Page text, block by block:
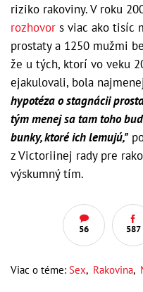
riziko rakoviny. V roku
rozhovor s viac ako tisíc
prostaty a 1250 mužmi
že u tých, ktorí vo veku
ejakulovali, bola
hypotéza o stagnácii
tým menej sa tam toho
bunky, ktoré ich lemujú,"
z Victoriinej rady pre
výskumný tím.
56 587
Viac o téme: Sex, Rakovina,